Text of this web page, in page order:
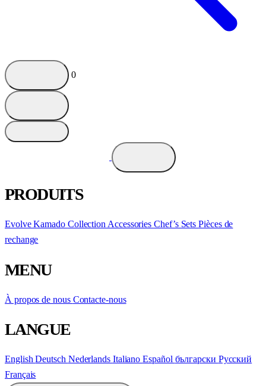
0
PRODUITS
Evolve Kamado CollectionAccessoriesChef’s SetsPièces de
rechange
MENU
À propos de nous Contacte-nous
LANGUE
EnglishDeutsch Nederlands ItalianoEspañol български Русский
Français